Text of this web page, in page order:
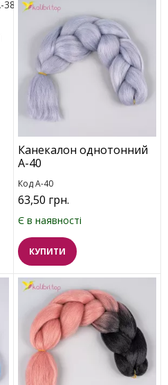
Канекалон однотонний
A-40
Код A-40
63,50 грн.
Є в наявності
КУПИТИ